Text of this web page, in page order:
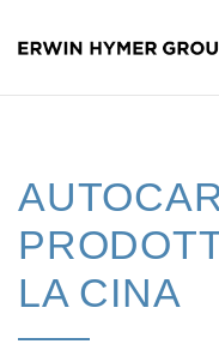
LA CINA